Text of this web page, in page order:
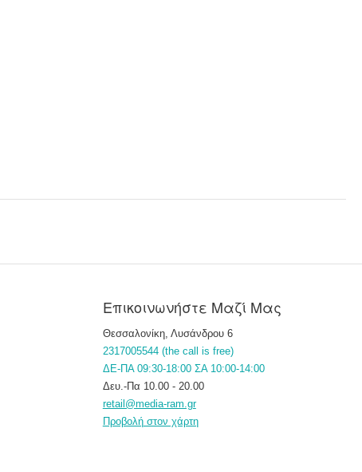
Επικοινωνήστε Μαζί Μας
Θεσσαλονίκη, Λυσάνδρου 6
2317005544 (the call is free)
ΔΕ-ΠΑ 09:30-18:00 ΣΑ 10:00-14:00
Δευ.-Πα 10.00 - 20.00
retail@media-ram.gr
Προβολή στον χάρτη